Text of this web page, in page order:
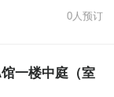
0人预订
一楼中庭（室